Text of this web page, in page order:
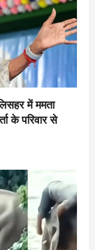
में ममता
के परिवार से